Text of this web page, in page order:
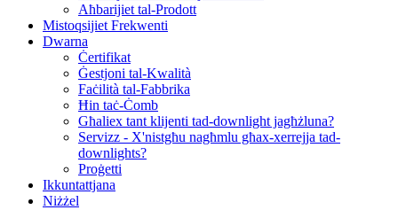
Aħbarijiet tal-Prodott
Mistoqsijiet Frekwenti
Dwarna
Ċertifikat
Ġestjoni tal-Kwalità
Faċilità tal-Fabbrika
Ħin taċ-Ċomb
Għaliex tant klijenti tad-downlight jagħżluna?
Servizz - X'nistgħu nagħmlu għax-xerrejja tad-
downlights?
Proġetti
Ikkuntattjana
Niżżel